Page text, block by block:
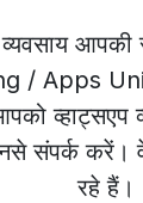
व्यवसाय आपकी
/ Apps
व्हाट्सएप
संपर्क करें।
रहे हैं।